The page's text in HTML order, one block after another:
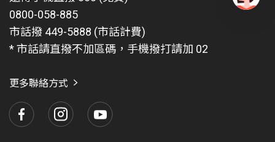
0800-058-885
市話撥 449-5888 (市話計費)
* 市話請直撥不加區碼，手機撥打請加 02
更多聯絡方式